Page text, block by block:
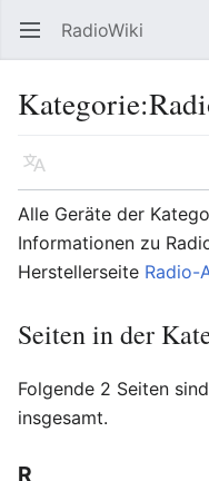
Hauptmenü öffnen RadioWiki
Kategorie:
Sprache
Alle Geräte der
Informationen zu
Herstellerseite Radio-
Seiten in der
Folgende 2 Seiten
insgesamt.
R